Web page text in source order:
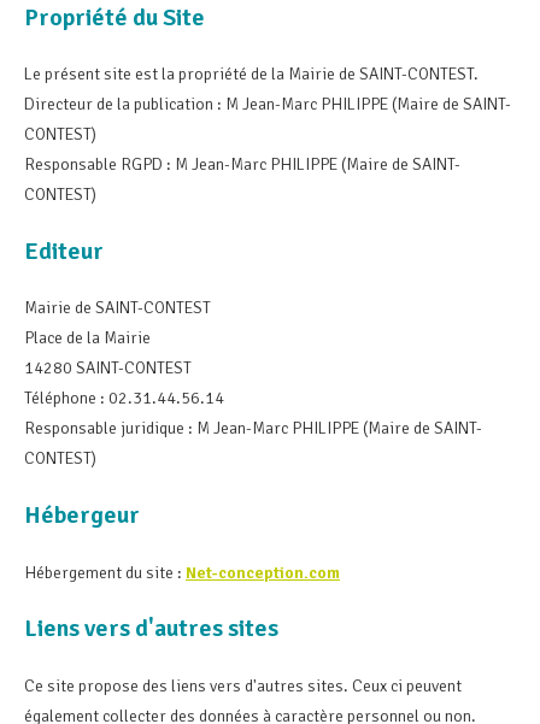
Propriété du Site
Le présent site est la propriété de la Mairie de SAINT-CONTEST.
Directeur de la publication : M Jean-Marc PHILIPPE (Maire de SAINT-
CONTEST)
Responsable RGPD : M Jean-Marc PHILIPPE (Maire de SAINT-
CONTEST)
Editeur
Mairie de SAINT-CONTEST
Place de la Mairie
14280 SAINT-CONTEST
Téléphone : 02.31.44.56.14
Responsable juridique : M Jean-Marc PHILIPPE (Maire de SAINT-
CONTEST)
Hébergeur
Hébergement du site : Net-conception.com
Liens vers d'autres sites
Ce site propose des liens vers d'autres sites. Ceux ci peuvent
également collecter des données à caractère personnel ou non.